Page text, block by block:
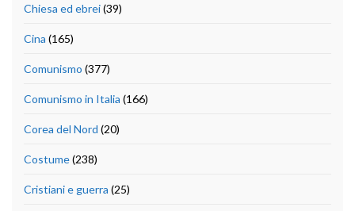
Chiesa ed ebrei(39)
Cina (165)
Comunismo (377)
Comunismo in Italia (166)
Corea del Nord (20)
Costume(238)
Cristiani e guerra (25)